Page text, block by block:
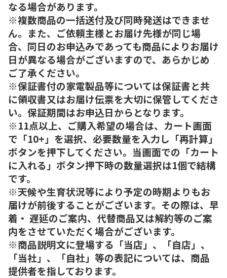
なる場合があります。
※複数商品の一括送付及び同時発送はできませ
ん。また、ご依頼主様とお届け先様が同じ場
合、同日のお申込みであっても商品によりお届け
日が異なる場合がございますので、あらかじめ
ご了承ください。
※保証書付の家電製品等については保証書と共
に領収書又はお届け伝票を大切に保管してくださ
い。保証期間はお申込日からとなります。
※11点以上、ご購入希望の場合は、カート画面
で「10+」を選択、必要数量を入力し「再計算」
ボタンを押下してください。当画面での「カート
に入れる」ボタン押下時の数量選択は1個で結構
です。
※天候や生育状況等により予定の時期よりもお
届けが前後することがございます。その際は、早
着・ 遅延のご案内、代替商品又は解約等のご案
内をさせていただく場合がございます。
※商品説明文に登場する「当店」、「自店」、
「当社」、「自社」等の表記については、商品
提供者を指しております。